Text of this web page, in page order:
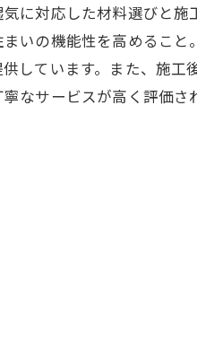
に対応した材料選びと
いの機能性を高めるこ
しています。また、施
なサービスが高く評価